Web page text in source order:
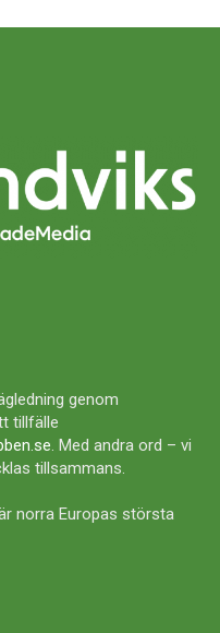
genom
tillfälle
. Med andra ord – vi
tillsammans.
norra Europas största